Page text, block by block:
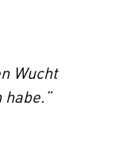
Wucht